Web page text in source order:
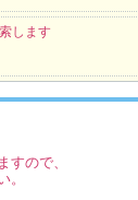
します
ので、